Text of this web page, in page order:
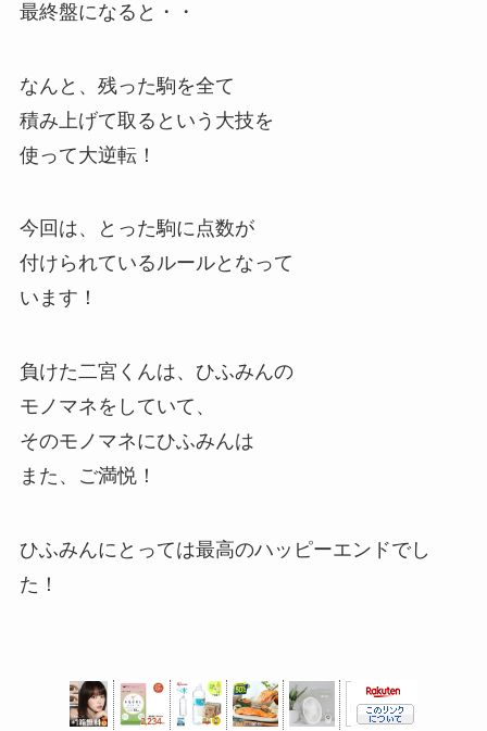
最終盤になると・・
なんと、残った駒を全て
積み上げて取るという大技を
使って大逆転！
今回は、とった駒に点数が
付けられているルールとなって
います！
負けた二宮くんは、ひふみんの
モノマネをしていて、
そのモノマネにひふみんは
また、ご満悦！
ひふみんにとっては最高のハッピーエンドでし
た！